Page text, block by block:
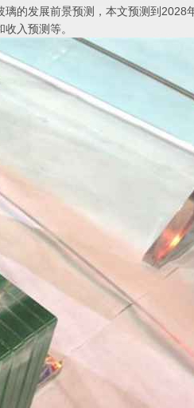
的发展前景预测，本文预测到2028
入预测等。